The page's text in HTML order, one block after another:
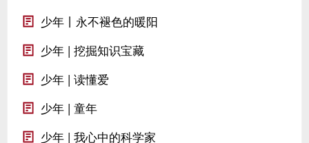
少年丨永不褪色的暖阳
少年 | 挖掘知识宝藏
少年 | 读懂爱
少年 | 童年
少年 | 我心中的科学家